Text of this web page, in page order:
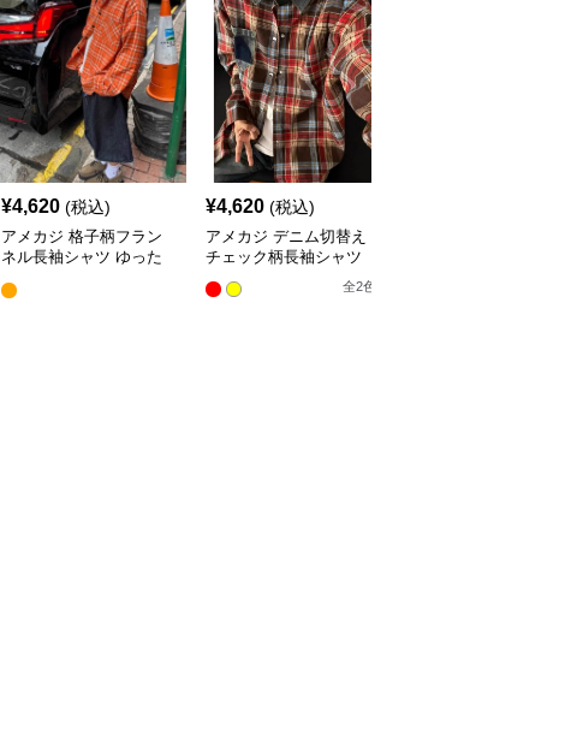
¥4,620 (税込)
アメカジ 格子柄フラン
ネル長袖シャツ ゆった
¥4,620 (税込)
アメカジ デニム切替え
チェック柄長袖シャツ
全2色